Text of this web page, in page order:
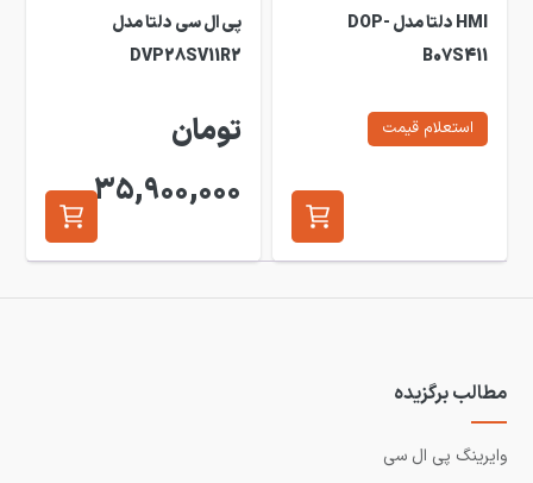
HMI دلتا مدل DOP-
B07S411
استعلام قیمت
پی ال سی دلتا مدل
DVP28SV11R2
تومان
35,900,000
مطالب برگزیده
وایرینگ پی ال سی